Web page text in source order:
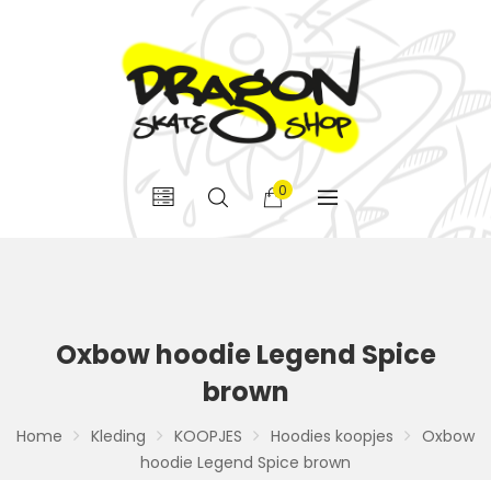
0
Oxbow hoodie Legend Spice
brown
Home Kleding KOOPJES Hoodies koopjes
Oxbow
hoodie Legend Spice brown